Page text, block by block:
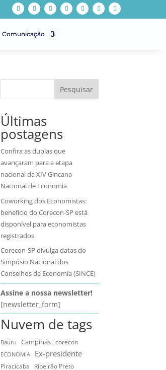
Comunicação
Pesquisar
Últimas
postagens
Confira as duplas que
avançaram para a etapa
nacional da XIV Gincana
Nacional de Economia
Coworking dos Economistas:
benefício do Corecon-SP está
disponível para economistas
registrados
Corecon-SP divulga datas do
Simpósio Nacional dos
Conselhos de Economia (SINCE)
Assine a nossa newsletter!
[newsletter_form]
Nuvem de tags
Bauru Campinas
corecon
ECONOMIA
Ex-presidente
Piracicaba
Ribeirão Preto